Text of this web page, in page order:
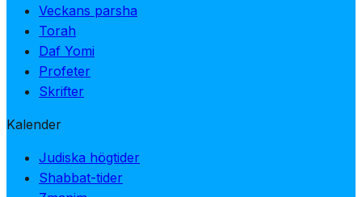
Veckans parsha
Torah
Daf Yomi
Profeter
Skrifter
Kalender
Judiska högtider
Shabbat-tider